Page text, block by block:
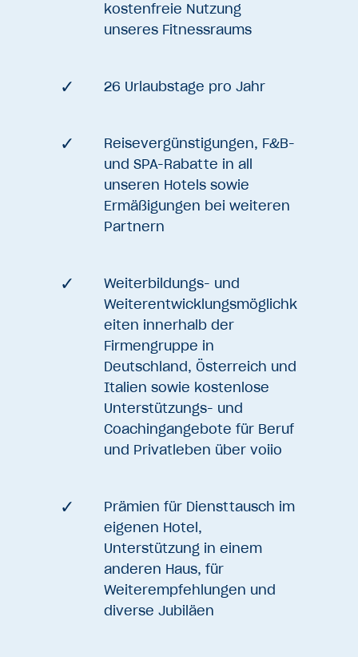
kostenfreie Nutzung
unseres Fitnessraums
26 Urlaubstage pro Jahr
Reisevergünstigungen, F&B-
und SPA-Rabatte in all
unseren Hotels sowie
Ermäßigungen bei weiteren
Partnern
Weiterbildungs- und
Weiterentwicklungsmöglichk
eiten innerhalb der
Firmengruppe in
Deutschland, Österreich und
Italien sowie kostenlose
Unterstützungs- und
Coachingangebote für Beruf
und Privatleben über voiio
Prämien für Diensttausch im
eigenen Hotel,
Unterstützung in einem
anderen Haus, für
Weiterempfehlungen und
diverse Jubiläen